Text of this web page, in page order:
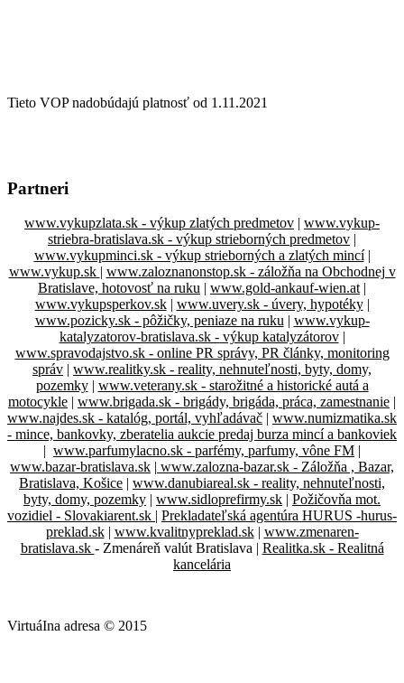
Tieto VOP nadobúdajú platnosť od 1.11.2021
Partneri
www.vykupzlata.sk - výkup zlatých predmetov | www.vykup-
striebra-bratislava.sk - výkup strieborných predmetov |
www.vykupminci.sk - výkup strieborných a zlatých mincí|
www.vykup.sk | www.zaloznanonstop.sk - záložňa na Obchodnej v
Bratislave, hotovosť na ruku | www.gold-ankauf-wien.at |
www.vykupsperkov.sk| www.uvery.sk - úvery, hypotéky|
www.pozicky.sk - pôžičky, peniaze na ruku | www.vykup-
katalyzatorov-bratislava.sk - výkup katalyzátorov|
www.spravodajstvo.sk - online PR správy, PR články, monitoring
správ | www.realitky.sk - reality, nehnuteľnosti, byty, domy,
pozemky| www.veterany.sk - starožitné a historické autá a
motocykle | www.brigada.sk - brigády, brigáda, práca, zamestnanie |
www.najdes.sk - katalóg, portál, vyhľadávač | www.numizmatika.sk
- mince, bankovky, zberatelia aukcie predaj burza mincí a bankoviek
| www.parfumylacno.sk - parfémy, parfumy, vône FM |
www.bazar-bratislava.sk | www.zalozna-bazar.sk - Záložňa , Bazar,
Bratislava, Košice | www.danubiareal.sk - reality, nehnuteľnosti,
byty, domy, pozemky | www.sidloprefirmy.sk | Požičovňa mot.
vozidiel - Slovakiarent.sk | Prekladateľská agentúra HURUS -hurus-
preklad.sk| www.kvalitnypreklad.sk| www.zmenaren-
bratislava.sk - Zmenáreň valút Bratislava | Realitka.sk - Realitná
kancelária
VirtuáIna adresa © 2015